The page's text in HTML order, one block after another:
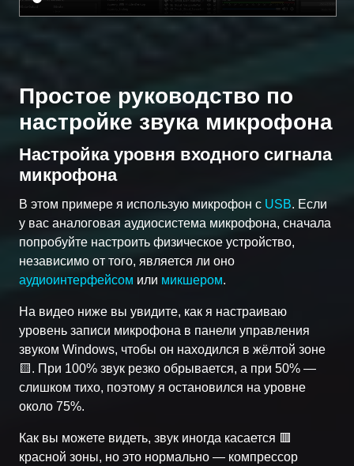
Простое руководство по
настройке звука микрофона
Настройка уровня входного сигнала
микрофона
В этом примере я использую микрофон с USB. Если
у вас аналоговая аудиосистема микрофона, сначала
попробуйте настроить физическое устройство,
независимо от того, является ли оно
аудиоинтерфейсом или микшером.
На видео ниже вы увидите, как я настраиваю
уровень записи микрофона в панели управления
звуком Windows, чтобы он находился в жёлтой зоне
🟨. При 100% звук резко обрывается, а при 50% —
слишком тихо, поэтому я остановился на уровне
около 75%.
Как вы можете видеть, звук иногда касается 🟥
красной зоны, но это нормально — компрессор